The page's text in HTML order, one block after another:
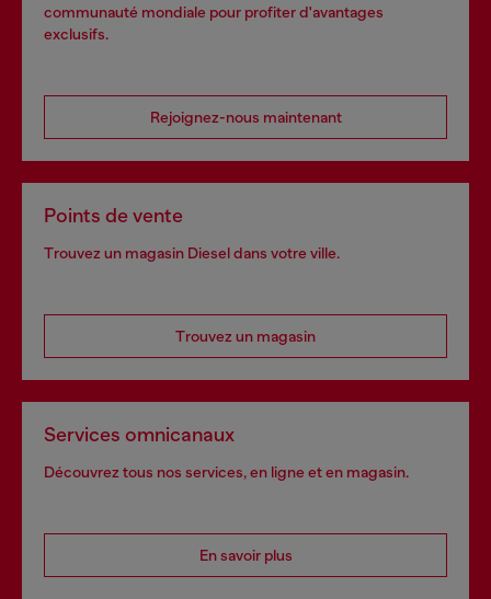
communauté mondiale pour profiter d'avantages
exclusifs.
Rejoignez-nous maintenant
Points de vente
Trouvez un magasin Diesel dans votre ville.
Trouvez un magasin
Services omnicanaux
Découvrez tous nos services, en ligne et en magasin.
En savoir plus